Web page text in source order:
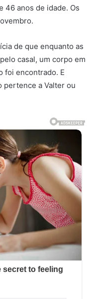
46 anos de idade. Os
de que enquanto as
casal, um corpo em
foi encontrado. E
pertence a Valter ou